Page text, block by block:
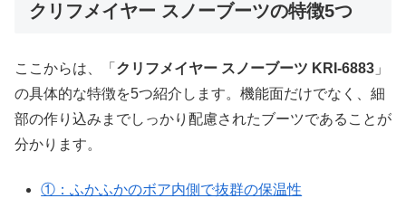
クリフメイヤー スノーブーツの特徴5つ
ここからは、「 クリフメイヤー スノーブーツ KRI-6883 」
の具体的な特徴を5つ紹介します。機能面だけでなく、細
部の作り込みまでしっかり配慮されたブーツであることが
分かります。
①：ふかふかのボア内側で抜群の保温性